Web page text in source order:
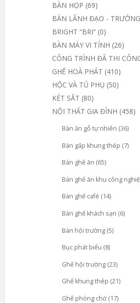
BÀN HỌP (69)
BÀN LÃNH ĐẠO -
BRIGHT “BRI” (0)
BÀN MÁY VI TÍNH (26)
CÔNG TRÌNH ĐÃ THI
GHẾ HOÀ PHÁT (410)
HỘC VÀ TỦ PHỤ (50)
KÉT SẮT (80)
NỘI THẤT GIA ĐÌNH (458)
Bàn ăn gỗ tự nhiên (36)
Bàn gấp khung thép (7)
Bàn ghế ăn (65)
Bàn ghế ăn khu công
Bàn ghế café (14)
Bàn ghế khách sạn (6)
Bàn hội trường (5)
Bục phát biểu (8)
Ghế hội trường (23)
Ghế khung thép (21)
Ghế phòng chờ (17)